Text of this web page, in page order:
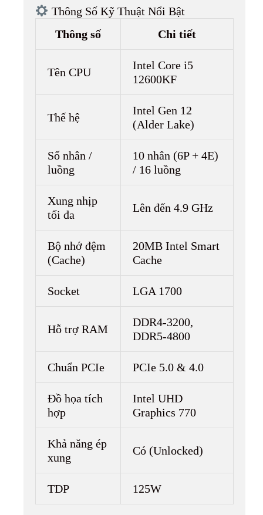
Thông Số Kỹ Thuật Nổi Bật
Thông số
Chi tiết
Tên CPU
Intel Core i5
12600KF
Thế hệ
Intel Gen 12
(Alder Lake)
Số nhân /
luồng
10 nhân (6P + 4E)
/ 16 luồng
Xung nhịp
tối đa
Lên đến 4.9 GHz
Bộ nhớ đệm
(Cache)
20MB Intel Smart
Cache
Socket LGA 1700
Hỗ trợ RAM
DDR4-3200,
DDR5-4800
Chuẩn PCIe PCIe 5.0 & 4.0
Đồ họa tích
hợp
Intel UHD
Graphics 770
Khả năng ép
xung
Có (Unlocked)
TDP 125W